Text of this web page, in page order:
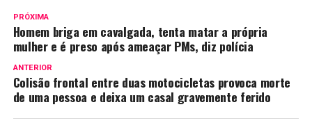
PRÓXIMA
Homem briga em cavalgada, tenta matar a própria
mulher e é preso após ameaçar PMs, diz polícia
ANTERIOR
Colisão frontal entre duas motocicletas provoca morte
de uma pessoa e deixa um casal gravemente ferido